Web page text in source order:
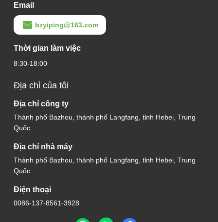
Email
bzyiping@163.com
Thời gian làm việc
8:30-18:00
Địa chỉ của tôi
Địa chỉ công ty
Thành phố Bazhou, thành phố Langfang, tỉnh Hebei, Trung
Quốc
Địa chỉ nhà máy
Thành phố Bazhou, thành phố Langfang, tỉnh Hebei, Trung
Quốc
Điện thoại
0086-137-8561-3928